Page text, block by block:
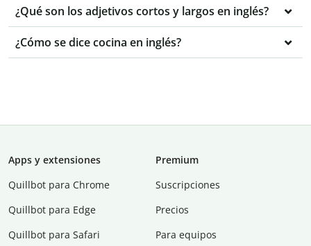
¿Qué son los adjetivos cortos y largos en inglés?
¿Cómo se dice cocina en inglés?
Apps y extensiones
Quillbot para Chrome
Quillbot para Edge
Quillbot para Safari
Premium
Suscripciones
Precios
Para equipos